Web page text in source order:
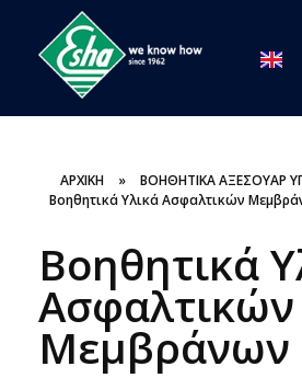
ESHA
ΑΡΧΙΚΗ » ΒΟΗΘΗΤΙΚΑ ΑΞΕΣΟΥΑΡ
Βοηθητικά Υλικά Ασφαλτικών
Βοηθητικά
Ασφαλτικών
Μεμβράνων